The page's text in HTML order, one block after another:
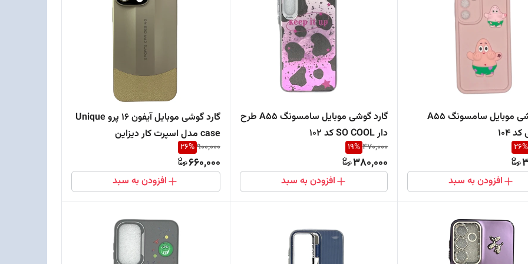
گارد گوشی موبایل سامسونگ A55
104
26%
افزودن به سبد
گارد گوشی موبایل سامسونگ A55 طرح
دار SO COOL کد 102
470,000
19%
380,000
افزودن به سبد
گارد گوشی موبایل آیفون 16 پرو Unique
case مدل اسپرت کار دیزاین
900,000
26%
660,000
افزودن به سبد